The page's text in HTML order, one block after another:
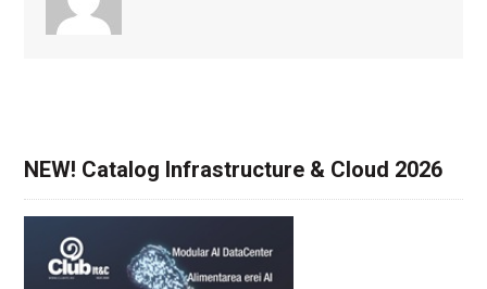
NEW! Catalog Infrastructure & Cloud 2026